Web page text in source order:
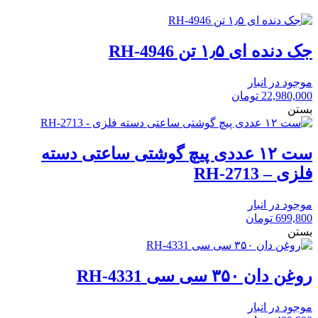
جک دنده ای ۱٫۵ تن RH-4946
موجود در انبار
22,980,000 تومان
بستن
ست ۱۲ عددی پیچ گوشتی ساعتی دسته
فلزی – RH-2713
موجود در انبار
699,800 تومان
بستن
روغن دان ۳۵۰ سی سی RH-4331
موجود در انبار